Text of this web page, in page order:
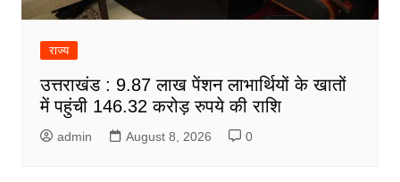
राज्य
उत्तराखंड : 9.87 लाख पेंशन लाभार्थियों के खातों
में पहुंची 146.32 करोड़ रुपये की राशि
admin August 8, 2026 0